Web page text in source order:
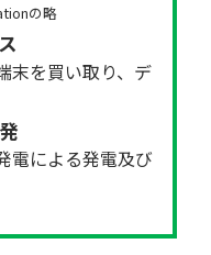
の略
末を買い取り、デ
電による発電及び